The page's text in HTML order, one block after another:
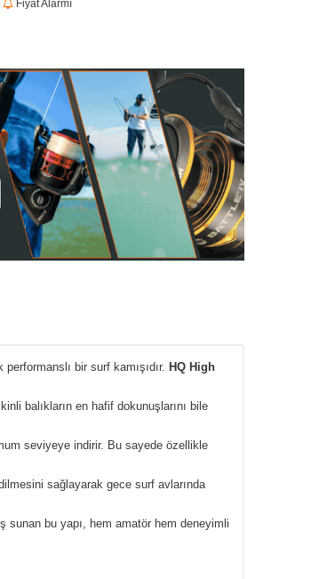
Fiyat Alarmı
bir surf kamışıdır. HQ High
balıkların en hafif dokunuşlarını bile
seviyeye indirir. Bu sayede özellikle
sağlayarak gece surf avlarında
sunan bu yapı, hem amatör hem deneyimli